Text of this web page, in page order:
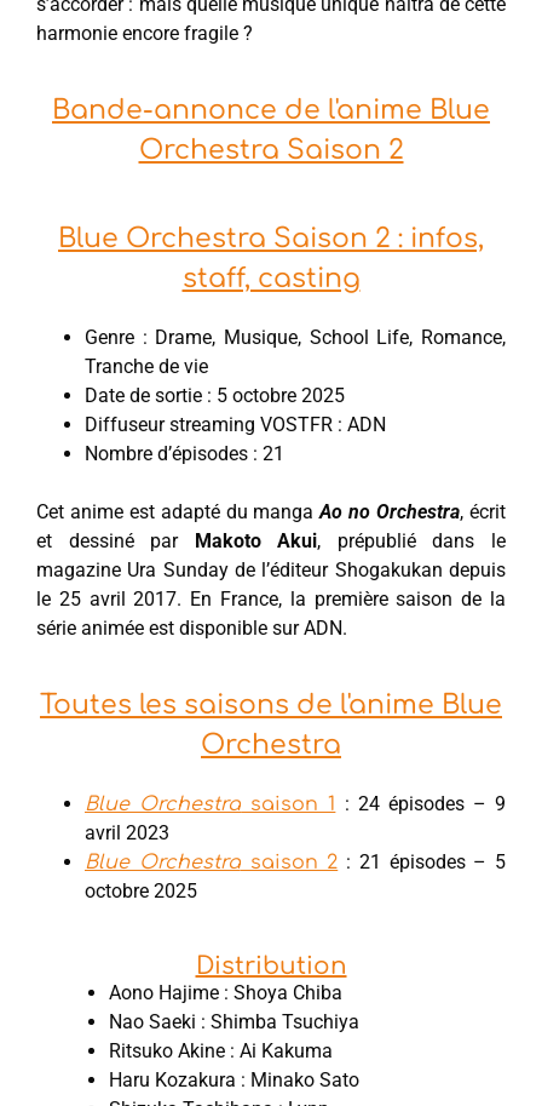
s’accorder : mais quelle musique unique naîtra de cette
harmonie encore fragile ?
Bande-annonce de l'anime Blue
Orchestra Saison 2
Blue Orchestra Saison 2 : infos,
staff, casting
Genre : Drame, Musique, School Life, Romance,
Tranche de vie
Date de sortie : 5 octobre 2025
Diffuseur streaming VOSTFR : ADN
Nombre d’épisodes : 21
Cet anime est adapté du mangaAo no Orchestra, écrit
et dessiné par
Makoto Akui, prépublié dans le
magazine Ura Sunday de l’éditeur Shogakukan depuis
le 25 avril 2017. En France, la première saison de la
série animée est disponible sur ADN.
Toutes les saisons de l'anime Blue
Orchestra
Blue Orchestra saison 1 : 24 épisodes – 9
avril 2023
Blue Orchestrasaison 2 : 21 épisodes – 5
octobre 2025
Distribution
Aono Hajime : Shoya Chiba
Nao Saeki : Shimba Tsuchiya
Ritsuko Akine : Ai Kakuma
Haru Kozakura : Minako Sato